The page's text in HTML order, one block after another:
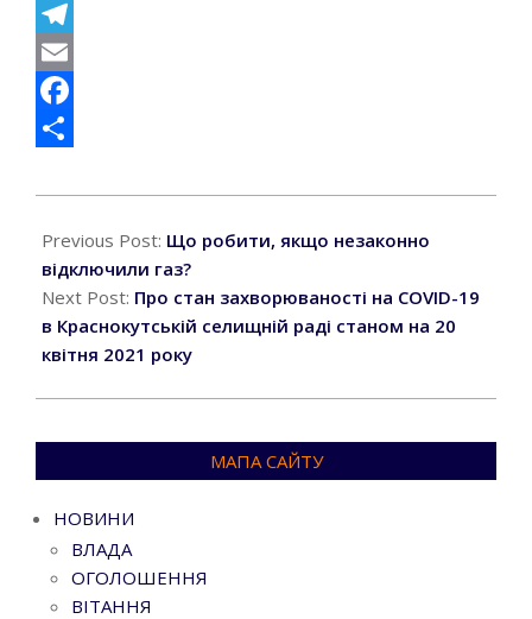
Viber
Telegram
Email
Facebook
04-
20
Previous Post: Що робити, якщо незаконно
відключили газ?
Next Post: Про стан захворюваності на COVID-19
в Краснокутській селищній раді станом на 20
квітня 2021 року
МАПА САЙТУ
НОВИНИ
ВЛАДА
ОГОЛОШЕННЯ
ВІТАННЯ